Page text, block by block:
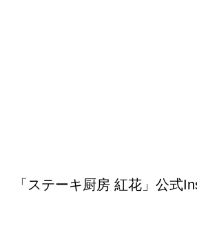
「ステーキ厨房 紅花」公式